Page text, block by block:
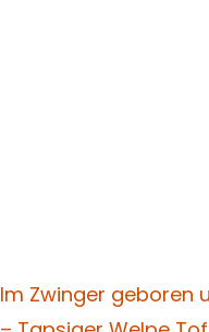
Im Zwinger geboren